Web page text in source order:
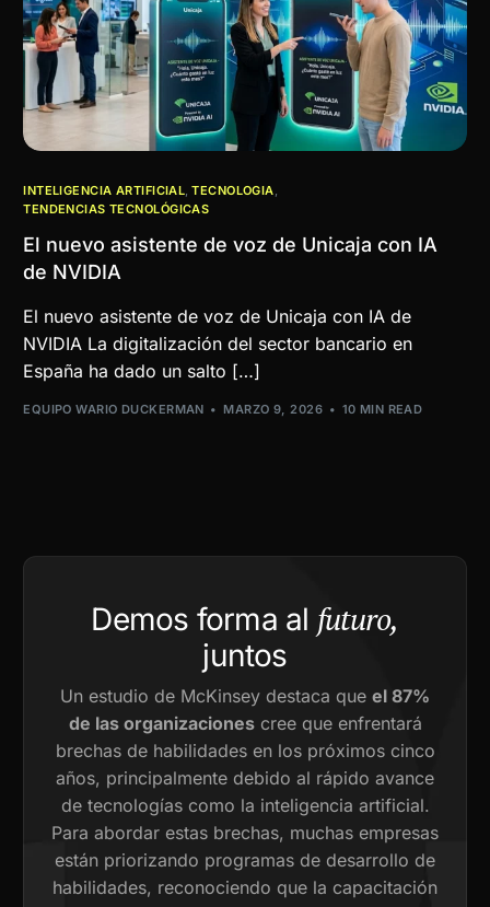
INTELIGENCIA ARTIFICIAL,TECNOLOGIA,
TENDENCIAS TECNOLÓGICAS
El nuevo asistente de voz de Unicaja con IA
de NVIDIA
El nuevo asistente de voz de Unicaja con IA de
NVIDIA La digitalización del sector bancario en
España ha dado un salto […]
EQUIPO WARIO DUCKERMAN MARZO 9, 2026 10 MIN READ
Demos forma al futuro,
juntos
Un estudio de McKinsey destaca que el 87%
de las organizacionescree que enfrentará
brechas de habilidades en los próximos cinco
años, principalmente debido al rápido avance
de tecnologías como la inteligencia artificial.
Para abordar estas brechas, muchas empresas
están priorizando programas de desarrollo de
habilidades, reconociendo que la capacitación